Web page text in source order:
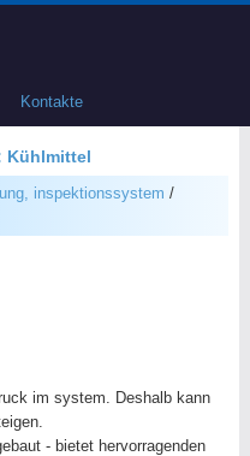
Kontakte
Kühlmittel
inspektionssystem /
im system. Deshalb kann
- bietet hervorragenden